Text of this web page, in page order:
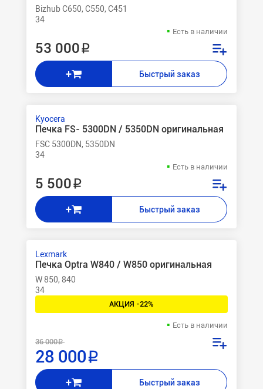
Bizhub C650, C550, C451
34
Есть в наличии
53 000 ₽
+ Быстрый заказ
Kyocera
Печка FS- 5300DN / 5350DN оригинальная
FSC 5300DN, 5350DN
34
Есть в наличии
5 500 ₽
+ Быстрый заказ
Lexmark
Печка Optra W840 / W850 оригинальная
W 850, 840
34
АКЦИЯ -22%
Есть в наличии
36 000 ₽
28 000 ₽
+ Быстрый заказ